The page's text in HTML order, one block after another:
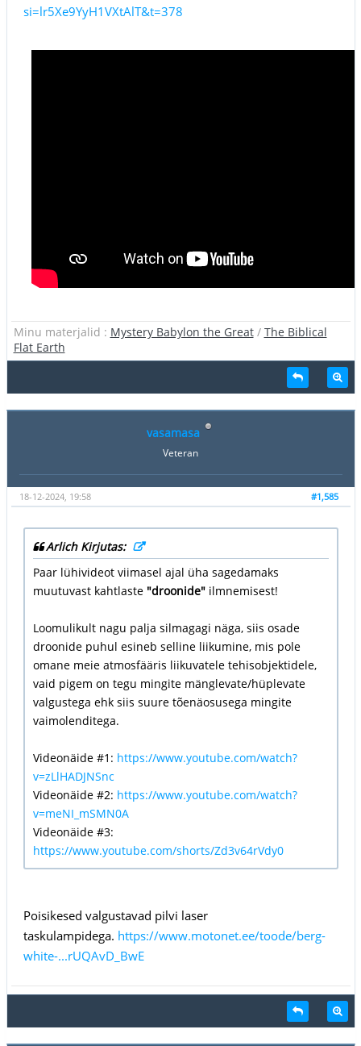
si=lr5Xe9YyH1VXtAlT&t=378
Minu materjalid : Mystery Babylon the Great/ The Biblical
Flat Earth
vasamasa
Veteran
#1,585
18-12-2024, 19:58
Arlich Kirjutas:
Paar lühivideot viimasel ajal üha sagedamaks
muutuvast kahtlaste "droonide"ilmnemisest!
Loomulikult nagu palja silmagagi näga, siis osade
droonide puhul esineb selline liikumine, mis pole
omane meie atmosfääris liikuvatele tehisobjektidele,
vaid pigem on tegu mingite mänglevate/hüplevate
valgustega ehk siis suure tõenäosusega mingite
vaimolenditega.
Videonäide #1: https://www.youtube.com/watch?
v=zLlHADJNSnc
Videonäide #2: https://www.youtube.com/watch?
v=meNI_mSMN0A
Videonäide #3:
https://www.youtube.com/shorts/Zd3v64rVdy0
Poisikesed valgustavad pilvi laser
taskulampidega. https://www.motonet.ee/toode/berg-
white-...rUQAvD_BwE